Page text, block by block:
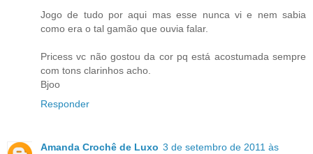
Jogo de tudo por aqui mas esse nunca vi e nem sabia
como era o tal gamão que ouvia falar.
Pricess vc não gostou da cor pq está acostumada sempre
com tons clarinhos acho.
Bjoo
Responder
Amanda Crochê de Luxo 3 de setembro de 2011 às